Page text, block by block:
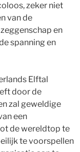
zeker niet
van de
en
spanning en
Elftal
door de
zal geweldige
een
de wereldtop te
te voorspellen